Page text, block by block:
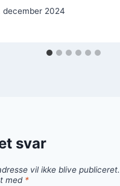
december 2024
svar
vil ikke blive publiceret.
med *